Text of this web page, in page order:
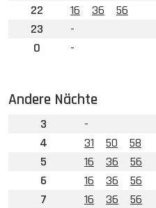
22
16 36
56
23
-
0
-
Andere Nächte
3
-
4
31 50
58
5
16 36
56
6
16 36
56
7
16 36
56